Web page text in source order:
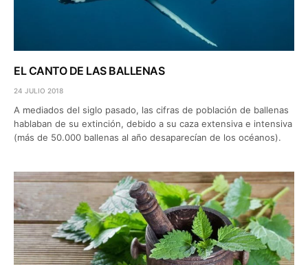
EL CANTO DE LAS BALLENAS
24 JULIO 2018
A mediados del siglo pasado, las cifras de población de ballenas
hablaban de su extinción, debido a su caza extensiva e intensiva
(más de 50.000 ballenas al año desaparecían de los océanos).